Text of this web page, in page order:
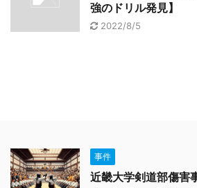
強のドリル発見】
2022/8/5
事件
近畿大学剣道部傷害